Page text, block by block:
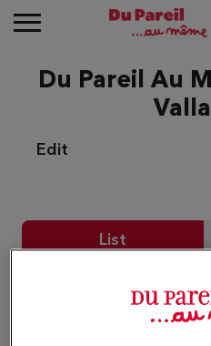
Du Pareil Au
Edit
List
Du Pareil au